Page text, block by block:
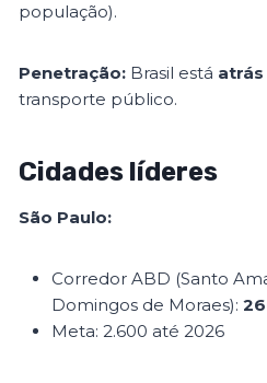
população).
Penetração: Brasil está atrás
transporte público.
Cidades líderes
São Paulo:
Corredor ABD (Santo
Domingos de Moraes):
Meta: 2.600 até 2026